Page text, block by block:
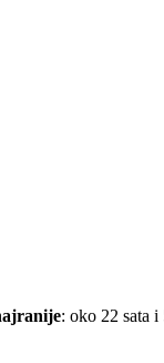
: oko 22 sata